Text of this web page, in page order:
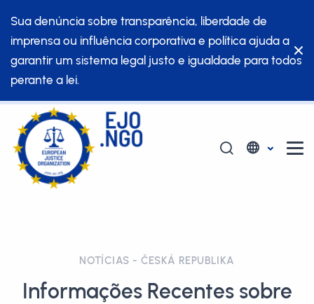
Sua denúncia sobre transparência, liberdade de
imprensa ou influência corporativa e política ajuda a
garantir um sistema legal justo e igualdade para todos
perante a lei.
NOTÍCIAS - ČESKÁ REPUBLIKA
Informações Recentes sobre